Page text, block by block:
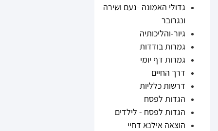
גדולי האמונה -נעם ושירה
ונגרובר
גיור-והליכותיה
גמרות בודדות
גמרות דף יומי
דרך החיים
דרשות כלליות
הגדות לפסח
הגדות לפסח - לילדים
הוצאה אילנא דחיי